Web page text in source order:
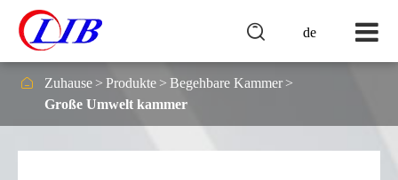
de

 Zuhause Produkte
Begehbare Kammer
Große Umwelt kammer